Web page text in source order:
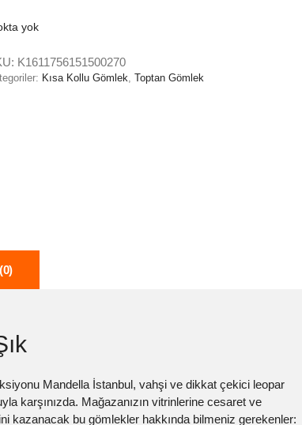
yok
K1611756151500270
Kısa Kollu Gömlek, Toptan Gömlek
Mandella İstanbul, vahşi ve dikkat çekici leopar
karşınızda. Mağazanızın vitrinlerine cesaret ve
kazanacak bu gömlekler hakkında bilmeniz gerekenler: